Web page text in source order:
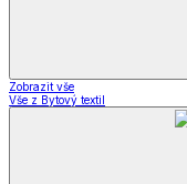
Zobrazit vše
Vše z Bytový textil